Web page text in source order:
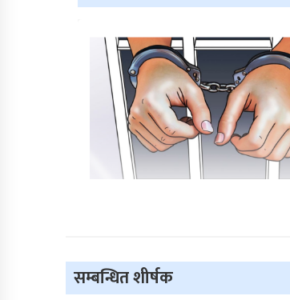
सम्बन्धित शीर्षक